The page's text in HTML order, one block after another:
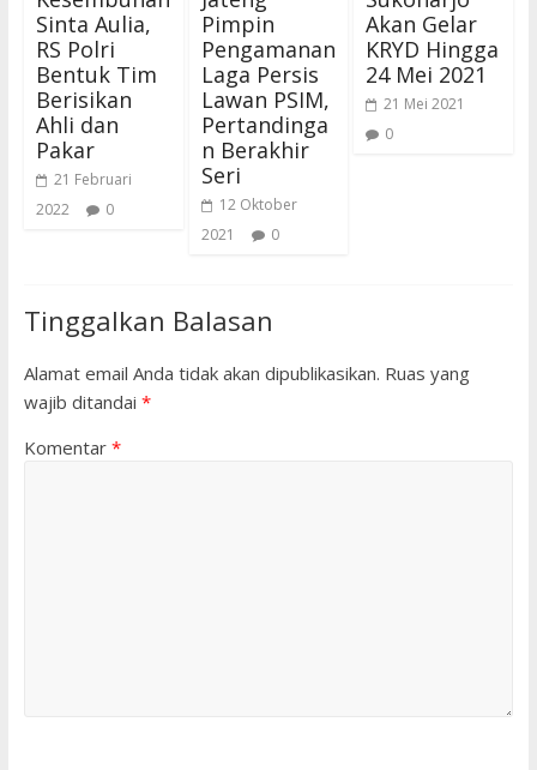
Sinta Aulia,
RS Polri
Bentuk Tim
Berisikan
Ahli dan
Pakar
21 Februari
2022
0
Pimpin
Pengamanan
Laga Persis
Lawan PSIM,
Pertandinga
n Berakhir
Seri
12 Oktober
2021
0
Akan Gelar
KRYD Hingga
24 Mei 2021
21 Mei 2021
0
Tinggalkan Balasan
Alamat email Anda tidak akan dipublikasikan. Ruas yang
wajib ditandai *
Komentar *